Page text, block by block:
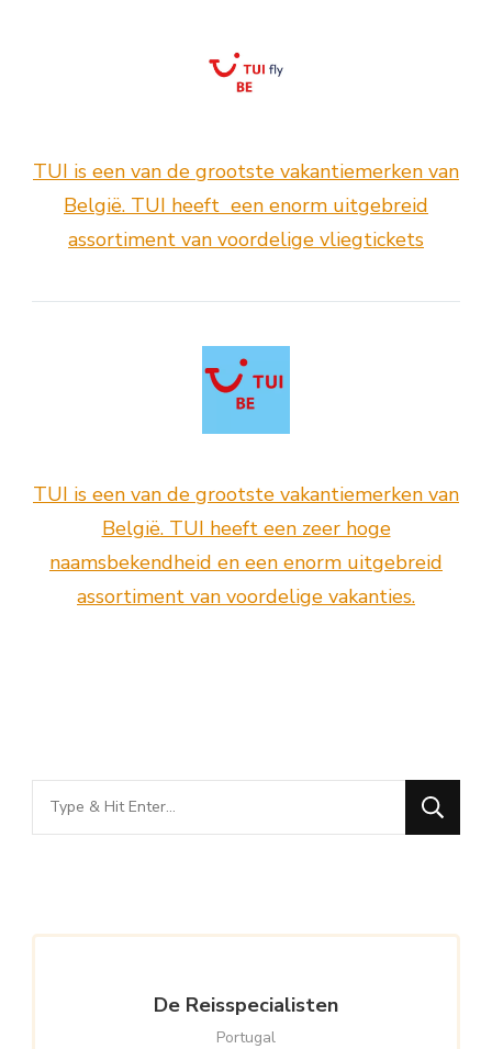
TUI is een van de grootste vakantiemerken van
België. TUI heeft een enorm uitgebreid
assortiment van voordelige vliegtickets
TUI is een van de grootste vakantiemerken van
België. TUI heeft een zeer hoge
naamsbekendheid en een enorm uitgebreid
assortiment van voordelige vakanties.
Looking
for
De Reisspecialisten
Portugal